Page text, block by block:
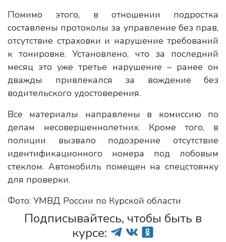
Помимо этого, в отношении подростка
составлены протоколы за управление без прав,
отсутствие страховки и нарушение требований
к тонировке. Установлено, что за последний
месяц это уже третье нарушение – ранее он
дважды привлекался за вождение без
водительского удостоверения.
Все материалы направлены в комиссию по
делам несовершеннолетних. Кроме того, в
полиции вызвало подозрение отсутствие
идентификационного номера под лобовым
стеклом. Автомобиль помещен на спецстоянку
для проверки.
Фото: УМВД России по Курской области
Подписывайтесь, чтобы быть в
курсе: